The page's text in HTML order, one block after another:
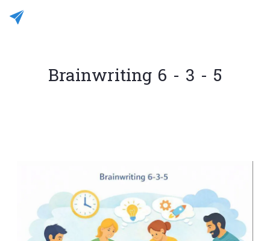
Brainwriting 6 - 3 - 5